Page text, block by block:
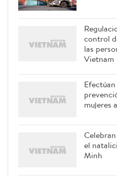
control
las
Vietnam
mujeres
el
Minh